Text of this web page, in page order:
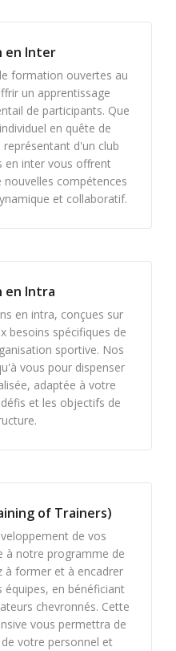
en Inter
formation ouvertes au
un apprentissage
de participants. Que
en quête de
d'un club
inter vous offrent
compétences
et collaboratif.
en Intra
en intra, conçues sur
besoins spécifiques de
sportive. Nos
vous pour dispenser
adaptée à votre
et les objectifs de
of Trainers)
de vos
à notre programme de
à former et à encadrer
en bénéficiant
chevronnés. Cette
vous permettra de
votre personnel et